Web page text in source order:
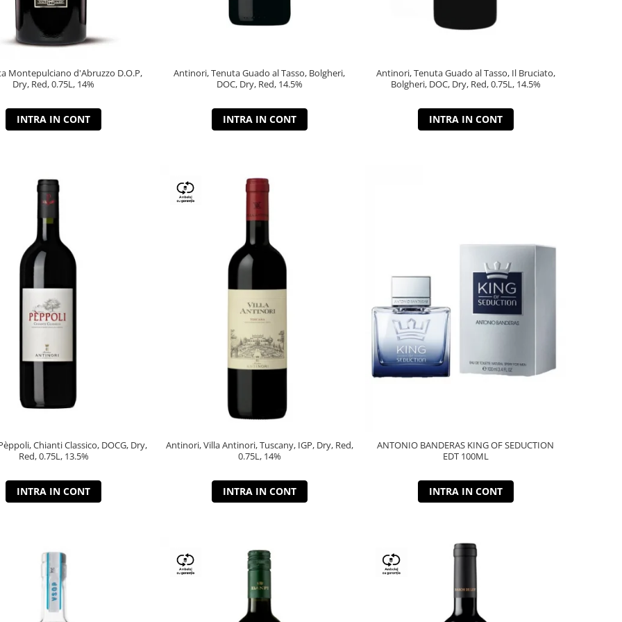
Montepulciano d'Abruzzo D.O.P,
Dry, Red, 0.75L, 14%
INTRA IN CONT
Antinori, Tenuta Guado al Tasso, Bolgheri,
DOC, Dry, Red, 14.5%
INTRA IN CONT
Antinori, Tenuta Guado al Tasso, Il Bruciato,
Bolgheri, DOC, Dry, Red, 0.75L, 14.5%
INTRA IN CONT
Chianti Classico, DOCG, Dry,
Red, 0.75L, 13.5%
INTRA IN CONT
Antinori, Villa Antinori, Tuscany, IGP, Dry, Red,
0.75L, 14%
INTRA IN CONT
ANTONIO BANDERAS KING OF SEDUCTION
EDT 100ML
INTRA IN CONT